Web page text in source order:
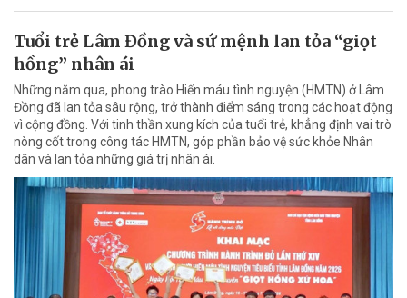
Tuổi trẻ Lâm Đồng và sứ mệnh lan tỏa “giọt
hồng” nhân ái
Những năm qua, phong trào Hiến máu tình nguyện (HMTN) ở Lâm
Đồng đã lan tỏa sâu rộng, trở thành điểm sáng trong các hoạt động
vì cộng đồng. Với tinh thần xung kích của tuổi trẻ, khẳng định vai trò
nòng cốt trong công tác HMTN, góp phần bảo vệ sức khỏe Nhân
dân và lan tỏa những giá trị nhân ái.